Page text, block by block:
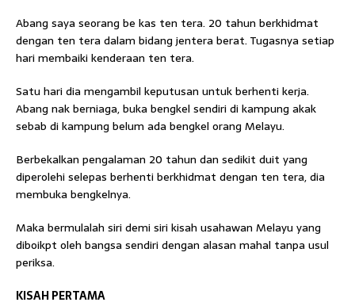
Abang saya seorang be kas ten tera. 20 tahun berkhidmat
dengan ten tera dalam bidang jentera berat. Tugasnya setiap
hari membaiki kenderaan ten tera.
Satu hari dia mengambil keputusan untuk berhenti kerja.
Abang nak berniaga, buka bengkel sendiri di kampung akak
sebab di kampung belum ada bengkel orang Melayu.
Berbekalkan pengalaman 20 tahun dan sedikit duit yang
diperolehi selepas berhenti berkhidmat dengan ten tera, dia
membuka bengkelnya.
Maka bermulalah siri demi siri kisah usahawan Melayu yang
diboikpt oleh bangsa sendiri dengan alasan mahal tanpa usul
periksa.
KISAH PERTAMA